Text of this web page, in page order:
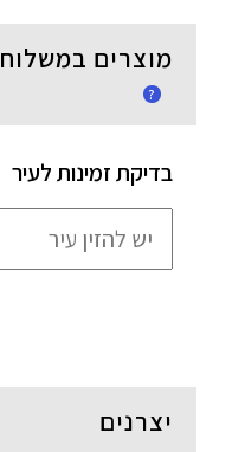
מוצרים
?
בדיקת זמינות לעיר
יצרנים